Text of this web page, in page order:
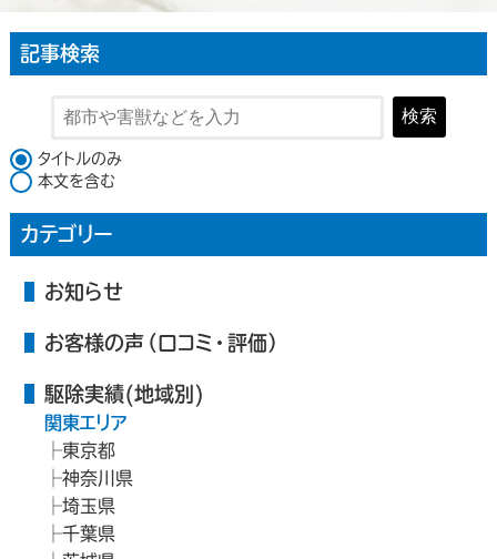
記事検索
検索
検索対象
タイトルのみ
本文を含む
カテゴリー
お知らせ
お客様の声（口コミ・評価）
駆除実績(地域別)
関東エリア
東京都
神奈川県
埼玉県
千葉県